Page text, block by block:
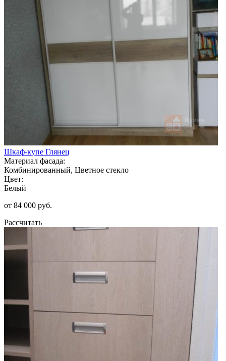
Шкаф-купе Глянец
Материал фасада:
Комбинированный, Цветное стекло
Цвет:
Белый
от 84 000 руб.
Рассчитать